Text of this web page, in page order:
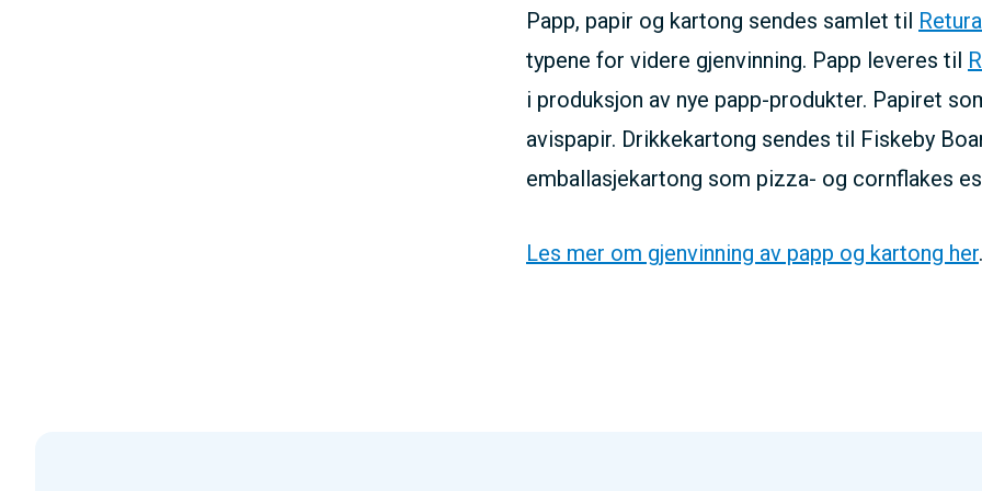
Papp, papir og kartong sendes samlet til
typene for videre gjenvinning. Papp leveres til
i produksjon av nye papp-produkter. Papiret
avispapir. Drikkekartong sendes til Fiskeby
emballasjekartong som pizza- og cornflakes
Les mer om gjenvinning av papp og kartong her.